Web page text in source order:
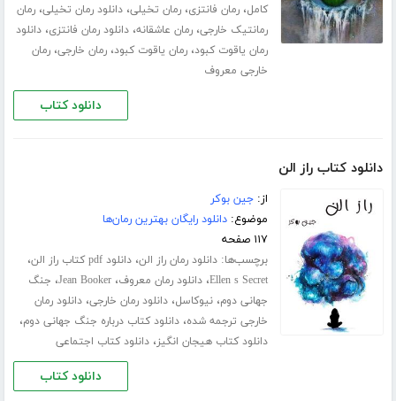
کامل،رمان فانتزی،رمان تخیلی،دانلود رمان تخیلی،رمان
رمانتیک خارجی،رمان عاشقانه،دانلود رمان فانتزی،دانلود
رمان یاقوت کبود،رمان یاقوت کبود،رمان خارجی،رمان
خارجی معروف
دانلود کتاب
دانلود کتاب راز الن
از:جین بوکر
موضوع:دانلود رایگان بهترین رمان‌ها
۱۱۷ صفحه
برچسب‌ها:دانلود رمان راز الن،دانلود ‌pdf کتاب راز الن ،
Ellen s Secret،دانلود رمان معروف،Jean Booker، جنگ
جهانی دوم،نیوکاسل،دانلود رمان خارجی،دانلود رمان
خارجی ترجمه شده،دانلود کتاب درباره جنگ جهانی دوم،
دانلود کتاب هیجان انگیز،دانلود کتاب اجتماعی
دانلود کتاب